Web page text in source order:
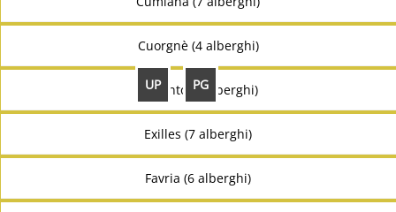
UP PG
Cuorgnè (4 alberghi)
Druento (2 alberghi)
Exilles (7 alberghi)
Favria (6 alberghi)